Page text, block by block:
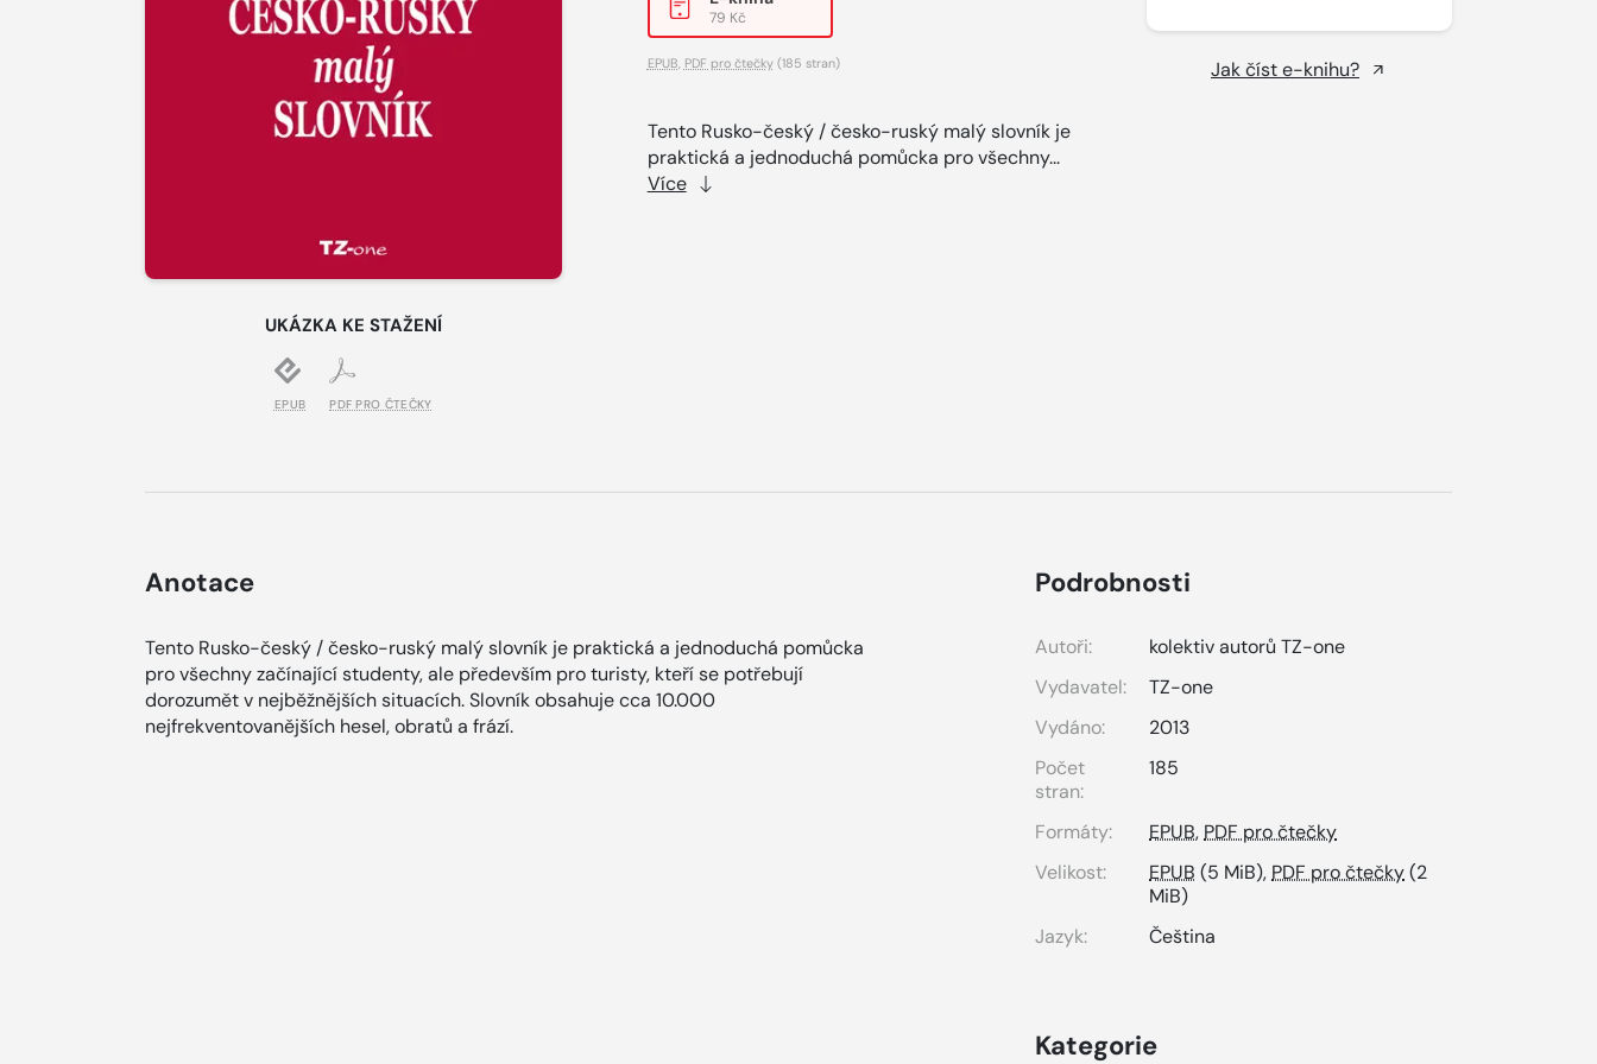
UKÁZKA KE STAŽENÍ
EPUB PDF PRO ČTEČKY
79 Kč
EPUB PDF pro čtečky(185 stran)
Tento Rusko-český / česko-ruský malý slovník je
praktická a jednoduchá pomůcka pro všechny...
Více
Jak číst e-knihu?
Anotace
Tento Rusko-český / česko-ruský malý slovník je praktická a jednoduchá pomůcka
pro všechny začínající studenty, ale především pro turisty, kteří se potřebují
dorozumět v nejběžnějších situacích. Slovník obsahuje cca 10.000
nejfrekventovanějších hesel, obratů a frází.
Podrobnosti
Autoři:
kolektiv autorů TZ-one
Vydavatel:
TZ-one
Vydáno:
2013
Počet
stran:
185
Formáty: EPUB,PDF pro čtečky
Velikost:
EPUB (5 MiB),PDF pro čtečky(2
MiB)
Jazyk:
Čeština
Kategorie